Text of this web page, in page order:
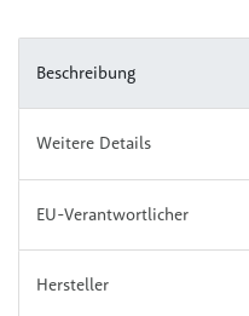
Beschreibung
Weitere Details
EU-Verantwortlicher
Hersteller